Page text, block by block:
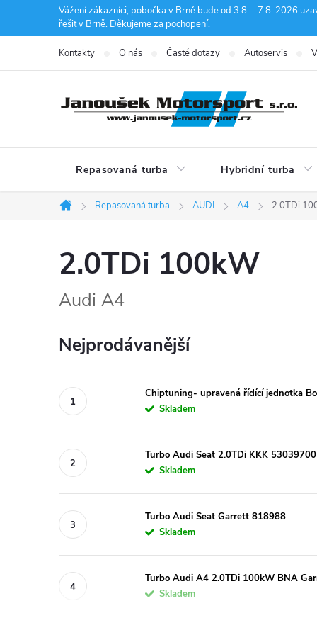
Vážení zákazníci, pobočka v Brně bude od 3.8. - 7.8. 2026
řešit v Brně. Děkujeme za pochopení.
Kontakty O nás Časté dotazy Autoservis
Repasovaná turba Hybridní turba
Domů
Repasovaná turba AUDI A4 2.0TDi
2.0TDi 100kW
Audi A4
Nejprodávanější
Chiptuning- upravená řídící jednotka
Skladem
Turbo Audi Seat 2.0TDi KKK
Skladem
Turbo Audi Seat Garrett 818988
Skladem
Turbo Audi A4 2.0TDi 100kW BNA
Skladem